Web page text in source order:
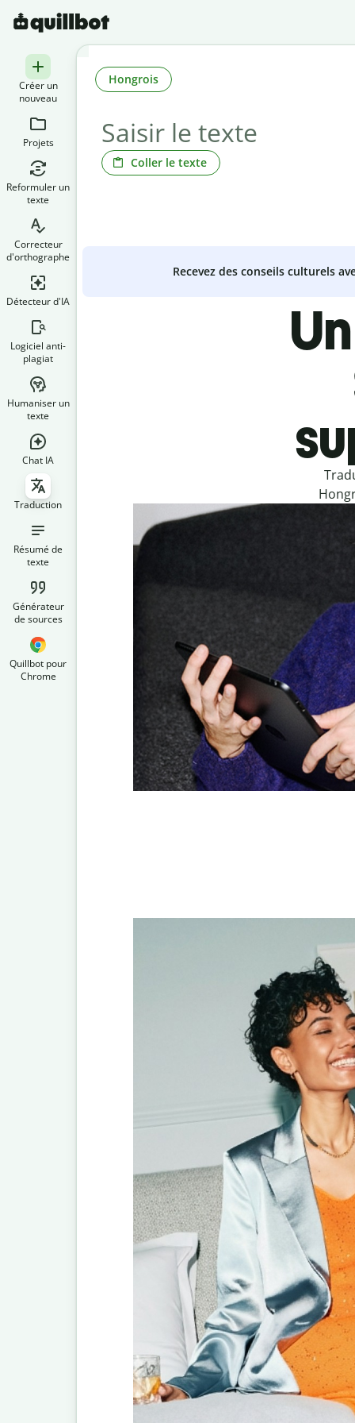
Créer un
nouveau
Projets
Reformuler un
texte
Correcteur
d'orthographe
Détecteur d'IA
Logiciel anti-
plagiat
Humaniser un
texte
Chat IA
Traduction
Résumé de
texte
Générateur
de sources
Quillbot pour
Chrome
Coller le texte
Hongrois
Recevez des conseils culturels